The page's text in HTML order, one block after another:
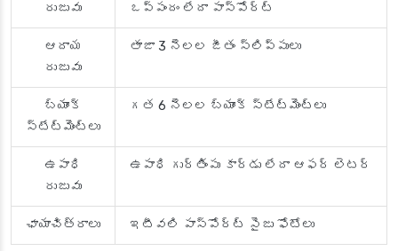
రుజువు
ఒప్పందం లేదా పాస్‌పోర్ట్
ఆదాయ
రుజువు
తాజా 3 నెలల జీతం స్లిప్పులు
బ్యాంక్
స్టేట్‌మెంట్‌లు
గత 6 నెలల బ్యాంక్ స్టేట్‌మెంట్‌లు
ఉపాధి
రుజువు
ఉపాధి గుర్తింపు కార్డు లేదా ఆఫర్ లెటర్
ఛాయాచిత్రాలు ఇటీవలి పాస్‌పోర్ట్ సైజు ఫోటోలు